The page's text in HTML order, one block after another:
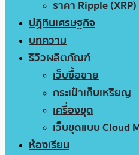
ราคา Ripple (XRP)
ปฏิทินเศรษฐกิจ
บทความ
รีวิวผลิตภัณฑ์
เว็บซื้อขาย
กระเป๋าเก็บเหรียญ
เครื่องขุด
เว็บขุดแบบ Cloud
ห้องเรียน